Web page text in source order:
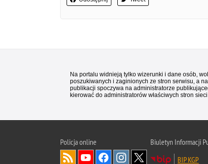
Na portalu widnieją tylko wizerunki i dane osób,
poszukiwanych i zaginionych ze stron serwisu, a
publikacji spoczywa na administratorze
kierować do administratorów właściwych stron
Policjaonline
Biuletyn Informacji
BIP KGP